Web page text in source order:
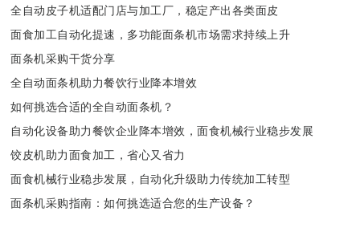
全自动皮子机适配门店与加工厂，稳定产出各类面皮
面食加工自动化提速，多功能面条机市场需求持续上升
面条机采购干货分享
全自动面条机助力餐饮行业降本增效
如何挑选合适的全自动面条机？
自动化设备助力餐饮企业降本增效，面食机械行业稳步发展
饺皮机助力面食加工，省心又省力
面食机械行业稳步发展，自动化升级助力传统加工转型
面条机采购指南：如何挑选适合您的生产设备？